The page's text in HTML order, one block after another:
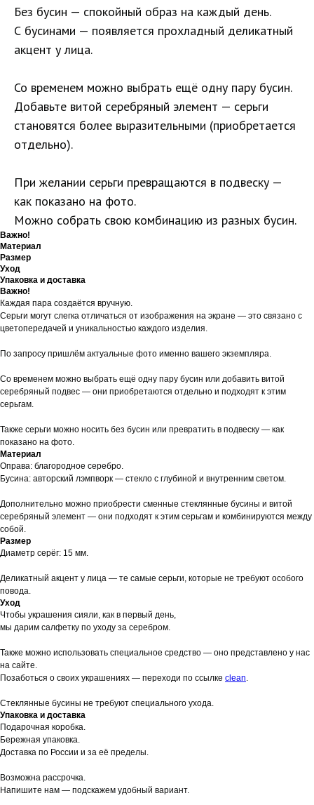
Без бусин — спокойный образ на каждый день.
С бусинами — появляется прохладный деликатный
акцент у лица.
Со временем можно выбрать ещё одну пару бусин.
Добавьте витой серебряный элемент — серьги
становятся более выразительными (приобретается
отдельно).
При желании серьги превращаются в подвеску —
как показано на фото.
Можно собрать свою комбинацию из разных бусин.
Важно!
Материал
Размер
Уход
Упаковка и доставка
Важно!
Каждая пара создаётся вручную.
Серьги могут слегка отличаться от изображения на экране — это связано с
цветопередачей и уникальностью каждого изделия.
По запросу пришлём актуальные фото именно вашего экземпляра.
Со временем можно выбрать ещё одну пару бусин или добавить витой
серебряный подвес — они приобретаются отдельно и подходят к этим
серьгам.
Также серьги можно носить без бусин или превратить в подвеску — как
показано на фото.
Материал
Оправа: благородное серебро.
Бусина: авторский лэмпворк — стекло с глубиной и внутренним светом.
Дополнительно можно приобрести сменные стеклянные бусины и витой
серебряный элемент — они подходят к этим серьгам и комбинируются между
собой.
Размер
Диаметр серёг: 15 мм.
Деликатный акцент у лица — те самые серьги, которые не требуют особого
повода.
Уход
Чтобы украшения сияли, как в первый день,
мы дарим салфетку по уходу за серебром.
Также можно использовать специальное средство — оно представлено у нас
на сайте.
Позаботься о своих украшениях — переходи по ссылке clean
Стеклянные бусины не требуют специального ухода.
Упаковка и доставка
Подарочная коробка.
Бережная упаковка.
Доставка по России и за её пределы.
Возможна рассрочка.
Напишите нам — подскажем удобный вариант.